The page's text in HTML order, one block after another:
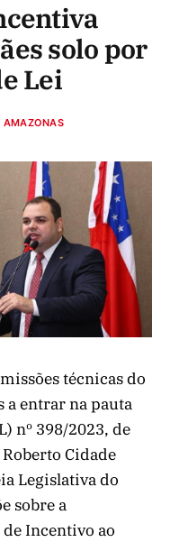
solo por
Lei
AMAZONAS
técnicas do
a entrar na pauta
nº 398/2023, de
Cidade
Legislativa do
sobre a
Incentivo ao